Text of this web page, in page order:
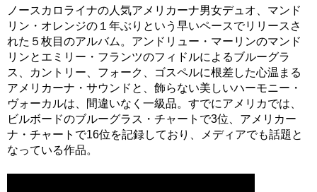
ノースカロライナの人気アメリカーナ男女デュオ、マンド
リン・オレンジの１年ぶりという早いペースでリリースさ
れた５枚目のアルバム。アンドリュー・マーリンのマンド
リンとエミリー・フランツのフィドルによるブルーグラ
ス、カントリー、フォーク、ゴスペルに根差した心温まる
アメリカーナ・サウンドと、飾らない美しいハーモニー・
ヴォーカルは、間違いなく一級品。すでにアメリカでは、
ビルボードのブルーグラス・チャートで3位、アメリカー
ナ・チャートで16位を記録しており、メディアでも話題と
なっている作品。